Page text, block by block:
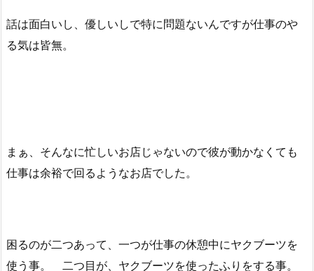
話は面白いし、優しいしで特に問題ないんですが仕事のや
る気は皆無。
まぁ、そんなに忙しいお店じゃないので彼が動かなくても
仕事は余裕で回るようなお店でした。
困るのが二つあって、一つが仕事の休憩中にヤクブーツを
使う事。 二つ目が、ヤクブーツを使ったふりをする事。